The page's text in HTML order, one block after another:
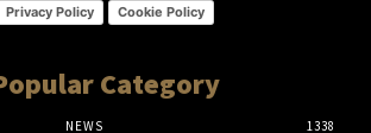
Privacy Policy Cookie Policy
Category
NEWS
1338